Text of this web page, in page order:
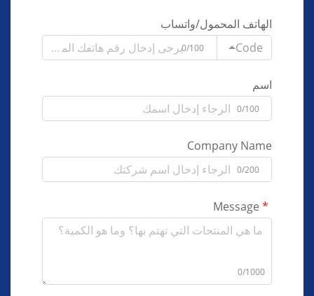
الهاتف المحمول/واتساب
Code
0/100
اسم
0/100
Company Name
0/200
0/1000